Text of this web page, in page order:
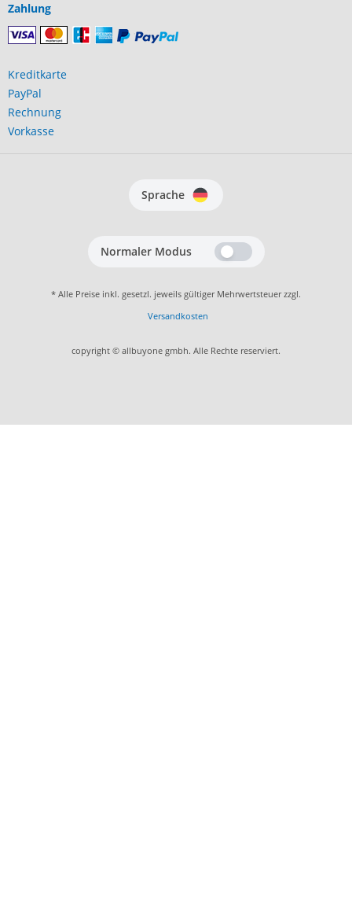
Zahlung
Kreditkarte
PayPal
Rechnung
Vorkasse
Sprache
Normaler Modus
* Alle Preise inkl. gesetzl. jeweils gültiger Mehrwertsteuer zzgl.
Versandkosten
copyright © allbuyone gmbh. Alle Rechte reserviert.